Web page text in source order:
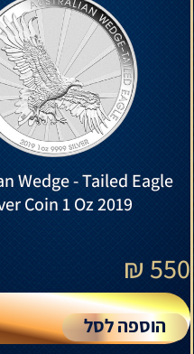
Wedge - Tailed Eagle
Coin 1 Oz 2019
550
₪
הוספה לסל